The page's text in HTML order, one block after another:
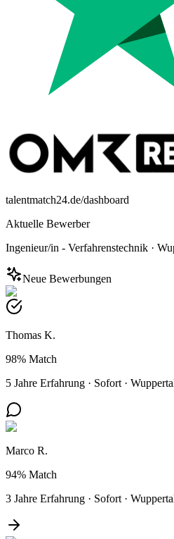
talentmatch24.de/dashboard
Aktuelle Bewerber
Ingenieur/in - Verfahrenstechnik ·
Neue Bewerbungen
Thomas K.
98% Match
5 Jahre Erfahrung · Sofort ·
Marco R.
94% Match
3 Jahre Erfahrung · Sofort ·